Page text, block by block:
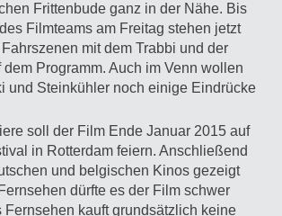
Frittenbude ganz in der Nähe. Bis
Filmteams am Freitag stehen jetzt
mit dem Trabbi und der
dem Programm. Auch im Venn wollen
und Steinkühler noch einige Eindrücke
soll der Film Ende Januar 2015 auf
in Rotterdam feiern. Anschließend
und belgischen Kinos gezeigt
dürfte es der Film schwer
Fernsehen kauft grundsätzlich keine